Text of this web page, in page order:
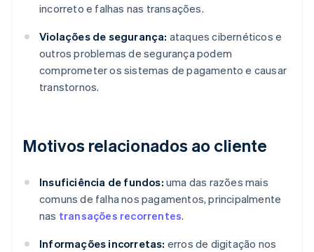
incorreto e falhas nas transações.
Violações de segurança: ataques cibernéticos e
outros problemas de segurança podem
comprometer os sistemas de pagamento e causar
transtornos.
Motivos relacionados ao cliente
Insuficiência de fundos: uma das razões mais
comuns de falha nos pagamentos, principalmente
nas transações recorrentes.
Informações incorretas: erros de digitação nos